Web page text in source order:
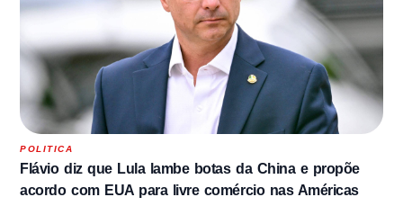
POLITICA
Flávio diz que Lula lambe botas da China e propõe
acordo com EUA para livre comércio nas Américas